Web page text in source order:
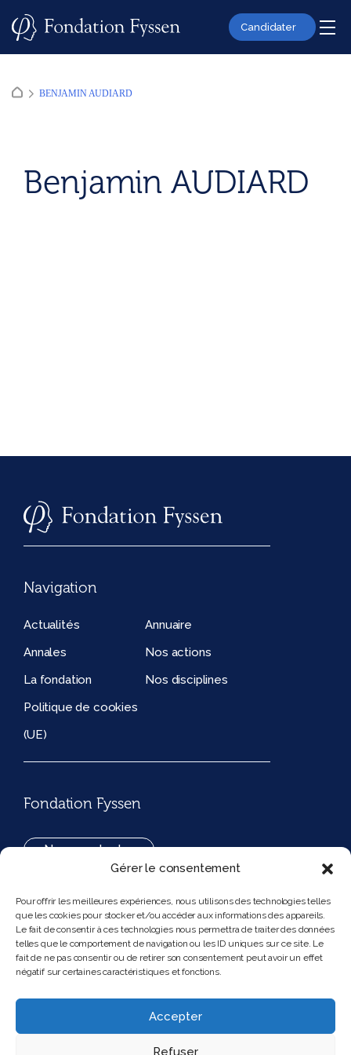
Gérer le consentement
Pour offrir les meilleures expériences, nous utilisons des technologies telles
que les cookies pour stocker et/ou accéder aux informations des appareils.
Le fait de consentir à ces technologies nous permettra de traiter des données
telles que le comportement de navigation ou les ID uniques sur ce site. Le
fait de ne pas consentir ou de retirer son consentement peut avoir un effet
négatif sur certaines caractéristiques et fonctions.
Accepter
Refuser
Candidater
BENJAMIN AUDIARD
Benjamin AUDIARD
Navigation
Actualités
Annuaire
Annales
Nos actions
La fondation
Nos disciplines
Politique de cookies
(UE)
Fondation Fyssen
Nous contacter
194, rue de Rivoli 75001 Paris France
Nous suivre